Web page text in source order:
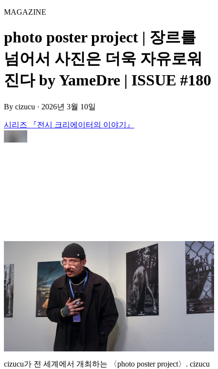
MAGAZINE
photo poster project | 장르를
넘어서 사진은 더욱 자유로워
진다 by YameDre | ISSUE #180
By cizucu · 2026년 3월 10일
시리즈 『전시 크리에이터의 이야기』
cizucu가 전 세계에서 개최하는 〈photo poster project〉. cizucu